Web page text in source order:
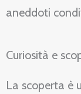
aneddoti
Curiosità e
La scoperta è